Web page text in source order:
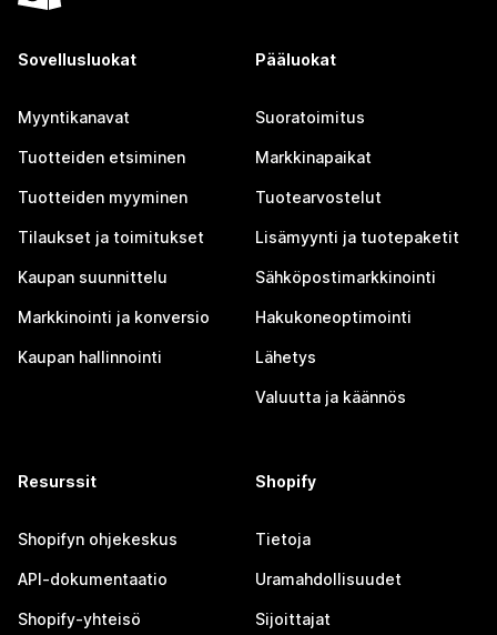
Sovellusluokat
Myyntikanavat
Tuotteiden etsiminen
Tuotteiden myyminen
Tilaukset ja toimitukset
Kaupan suunnittelu
Markkinointi ja konversio
Kaupan hallinnointi
Pääluokat
Suoratoimitus
Markkinapaikat
Tuotearvostelut
Lisämyynti ja tuotepaketit
Sähköpostimarkkinointi
Hakukoneoptimointi
Lähetys
Valuutta ja käännös
Resurssit
Shopifyn ohjekeskus
API-dokumentaatio
Shopify-yhteisö
Shopify
Tietoja
Uramahdollisuudet
Sijoittajat